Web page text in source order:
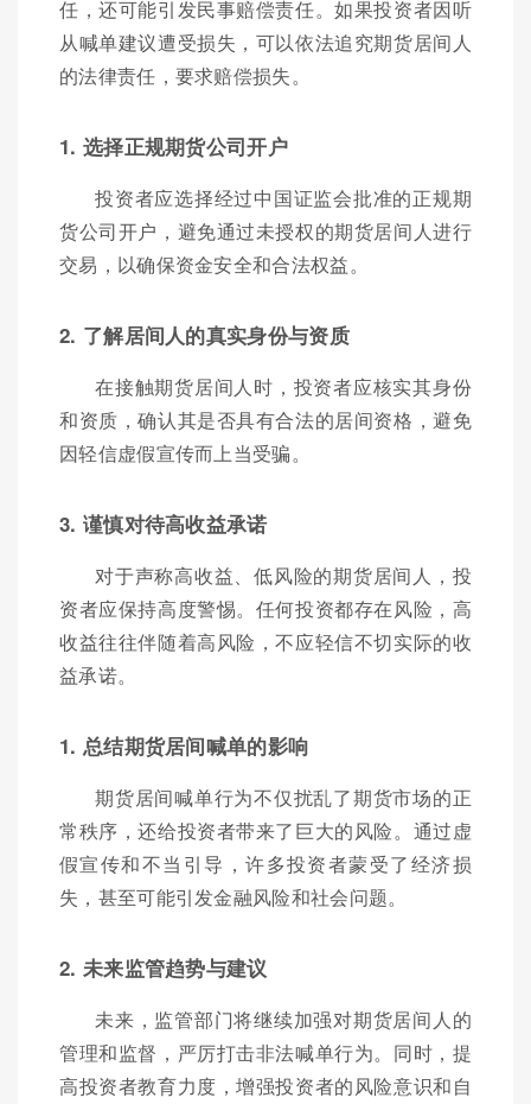
任，还可能引发民事赔偿责任。如果投资者因听
从喊单建议遭受损失，可以依法追究期货居间人
的法律责任，要求赔偿损失。
1. 选择正规期货公司开户
投资者应选择经过中国证监会批准的正规期
货公司开户，避免通过未授权的期货居间人进行
交易，以确保资金安全和合法权益。
2. 了解居间人的真实身份与资质
在接触期货居间人时，投资者应核实其身份
和资质，确认其是否具有合法的居间资格，避免
因轻信虚假宣传而上当受骗。
3. 谨慎对待高收益承诺
对于声称高收益、低风险的期货居间人，投
资者应保持高度警惕。任何投资都存在风险，高
收益往往伴随着高风险，不应轻信不切实际的收
益承诺。
1. 总结期货居间喊单的影响
期货居间喊单行为不仅扰乱了期货市场的正
常秩序，还给投资者带来了巨大的风险。通过虚
假宣传和不当引导，许多投资者蒙受了经济损
失，甚至可能引发金融风险和社会问题。
2. 未来监管趋势与建议
未来，监管部门将继续加强对期货居间人的
管理和监督，严厉打击非法喊单行为。同时，提
高投资者教育力度，增强投资者的风险意识和自